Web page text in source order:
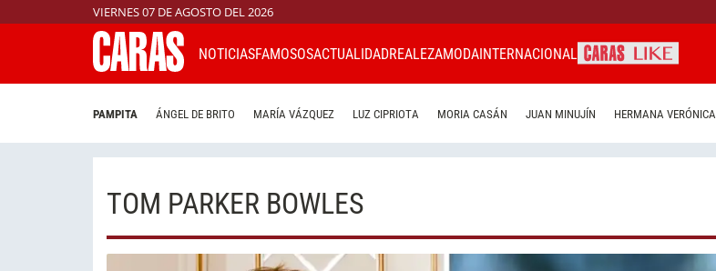
VIERNES 07 DE AGOSTO DEL 2026
NOTICIASFAMOSOSACTUALIDADREALEZAMODAINTERNACIONAL
PAMPITA ÁNGEL DE BRITO MARÍA VÁZQUEZ LUZ CIPRIOTA MORIA CASÁN JUAN MINUJÍN HERMANA VERÓNICA
TOM PARKER BOWLES